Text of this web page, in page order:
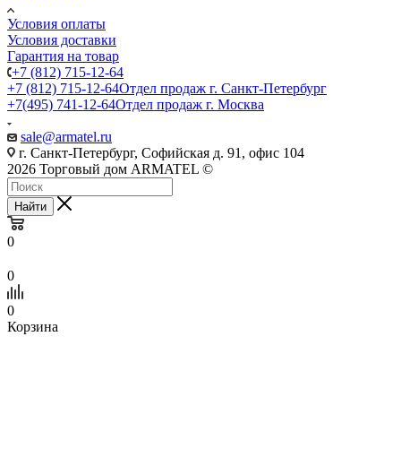
Условия оплаты
Условия доставки
Гарантия на товар
+7 (812) 715-12-64
+7 (812) 715-12-64Отдел продаж г. Санкт-Петербург
+7(495) 741-12-64Отдел продаж г. Москва
sale@armatel.ru
г. Санкт-Петербург, Софийская д. 91, офис 104
2026 Торговый дом ARMATEL ©
Найти
0
0
0
Корзина